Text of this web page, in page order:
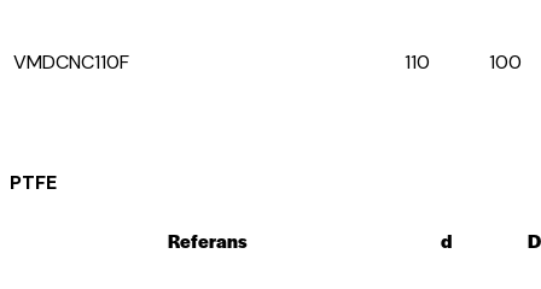
VMDCNC110F 110 100
PTFE
Referans d